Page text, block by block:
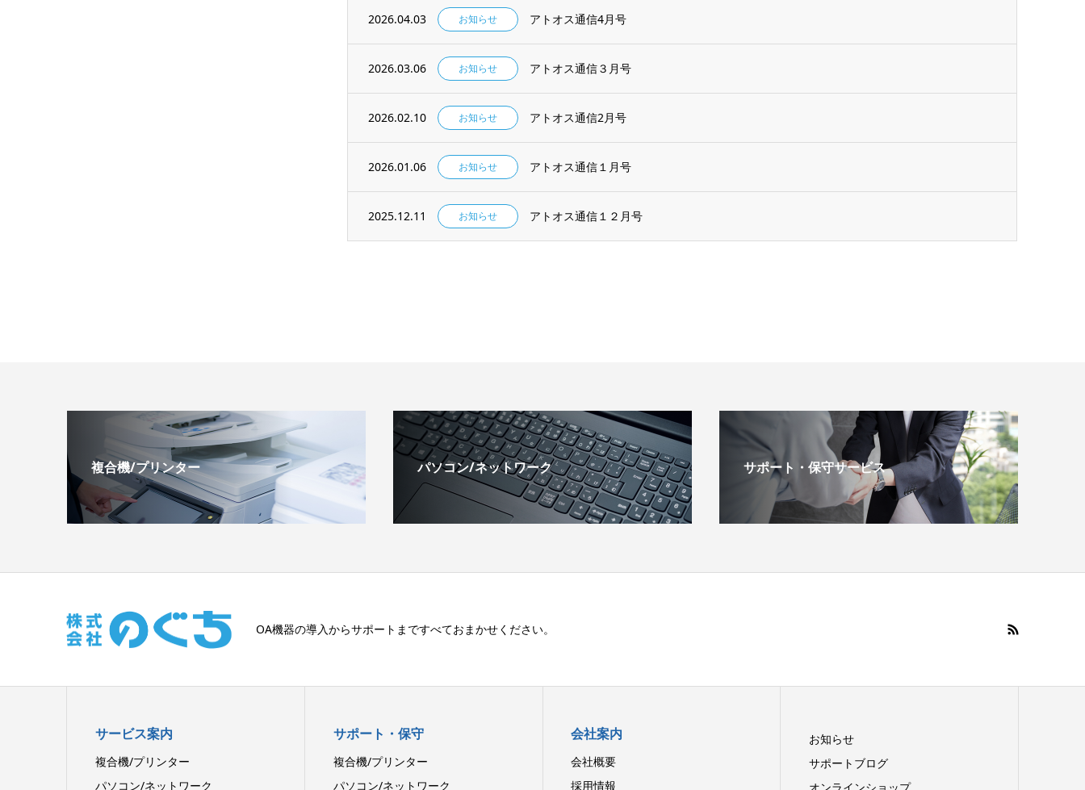
2026.04.03 お知らせ アトオス通信4月号
2026.03.06 お知らせ アトオス通信３月号
2026.02.10 お知らせ アトオス通信2月号
2026.01.06 お知らせ アトオス通信１月号
2025.12.11 お知らせ アトオス通信１２月号
複合機/プリンター パソコン/ネットワーク サポート・保守サービス
OA機器の導入からサポートまですべておまかせください。
サービス案内
複合機/プリンター
パソコン/ネットワーク
サポート・保守
複合機/プリンター
パソコン/ネットワーク
会社案内
会社概要
採用情報
お知らせ
サポートブログ